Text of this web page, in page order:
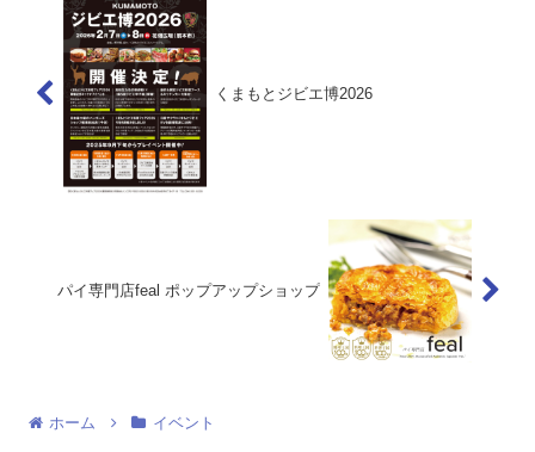
くまもとジビエ博2026
パイ専門店feal ポップアップショップ
ホーム イベント